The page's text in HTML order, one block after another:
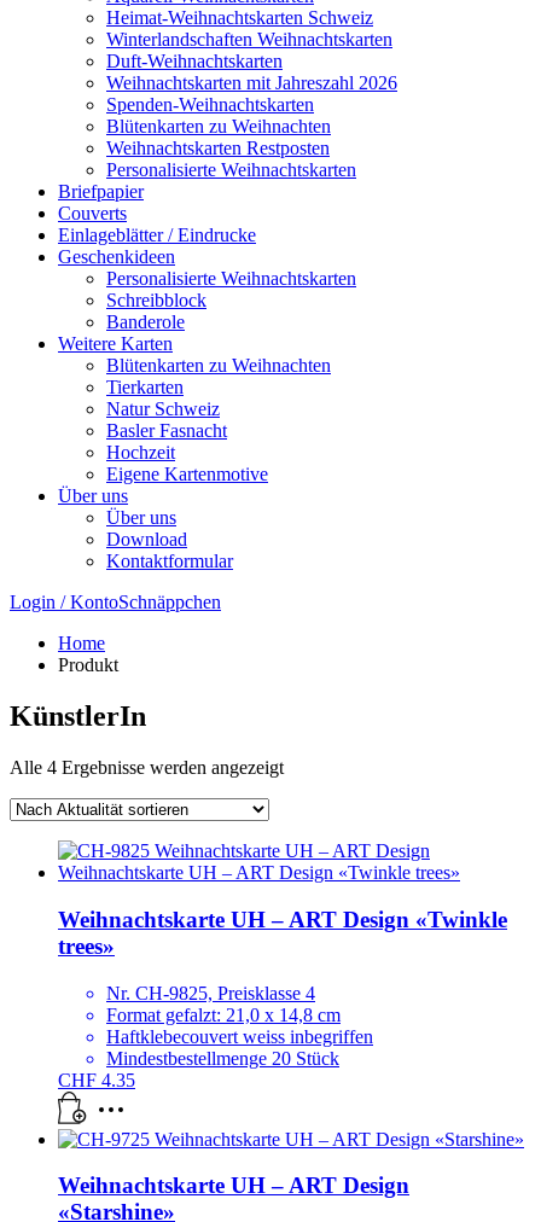
Heimat-Weihnachtskarten Schweiz
Winterlandschaften Weihnachtskarten
Duft-Weihnachtskarten
Weihnachtskarten mit Jahreszahl 2026
Spenden-Weihnachtskarten
Blütenkarten zu Weihnachten
Weihnachtskarten Restposten
Personalisierte Weihnachtskarten
Briefpapier
Couverts
Einlageblätter / Eindrucke
Geschenkideen
Personalisierte Weihnachtskarten
Schreibblock
Banderole
Weitere Karten
Blütenkarten zu Weihnachten
Tierkarten
Natur Schweiz
Basler Fasnacht
Hochzeit
Eigene Kartenmotive
Über uns
Über uns
Download
Kontaktformular
Login / KontoSchnäppchen
Home
Produkt
KünstlerIn
Alle 4 Ergebnisse werden angezeigtNach
Weihnachtskarte UH – ART Design «Twinkle
trees»
Nr. CH-9825, Preisklasse 4
Format gefalzt: 21,0 x 14,8 cm
Haftklebecouvert weiss inbegriffen
Mindestbestellmenge 20 Stück
CHF 4.35
Weihnachtskarte UH – ART Design
«Starshine»